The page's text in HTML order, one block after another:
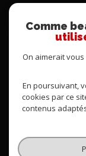
Restons
Nos partenaires
Mentions légales
Admin
Comme
On aimerait
En poursuivant,
cookies par ce
contenus